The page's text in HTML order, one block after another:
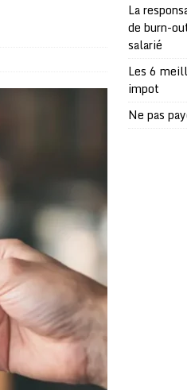
La
de burn-
salarié
Les 6
impot
Ne pas